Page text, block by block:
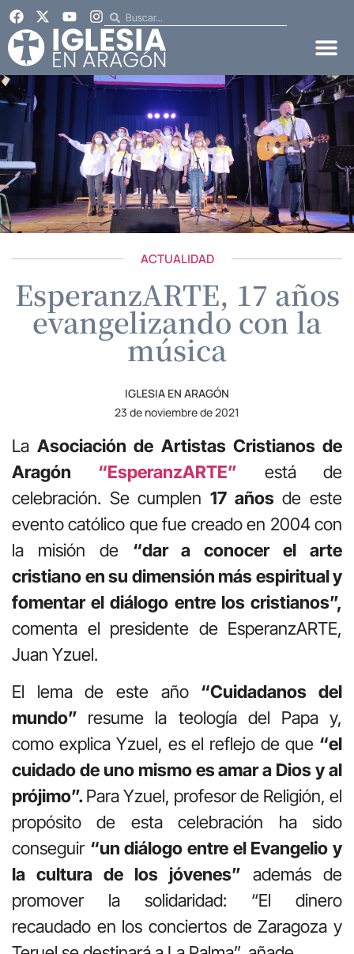
ACTUALIDAD
EsperanzARTE, 17 años
evangelizando con la
música
IGLESIA EN ARAGÓN
23 de noviembre de 2021
LaAsociación de Artistas Cristianos de
Aragón
“EsperanzARTE” está de
celebración. Se cumplen 17 añosde este
evento católico que fue creado en 2004 con
la misión de “dar a conocer el arte
cristiano en su dimensión más espiritual y
fomentar el diálogo entre los cristianos”,
comenta el presidente de EsperanzARTE,
Juan Yzuel.
El lema de este año “Cuidadanos del
mundo” resume la teología del Papa y,
como explica Yzuel, es el reflejo de que “el
cuidado de uno mismo es amar a Dios y al
prójimo”.Para Yzuel, profesor de Religión, el
propósito de esta celebración ha sido
conseguir “un diálogo entre el Evangelio y
la cultura de los jóvenes” además de
promover la solidaridad: “El dinero
recaudado en los conciertos de Zaragoza y